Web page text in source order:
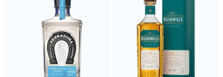
hasta
$320.00
$290.00